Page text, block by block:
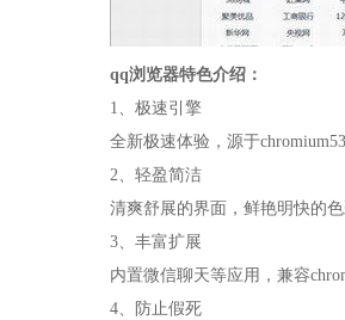
qq浏览器特色介绍：
1、极速引擎
全新极速体验，源于
2、轻盈简洁
清爽舒展的界面，鲜艳明快的
3、丰富扩展
内置微信聊天等应用，兼容
4、防止假死